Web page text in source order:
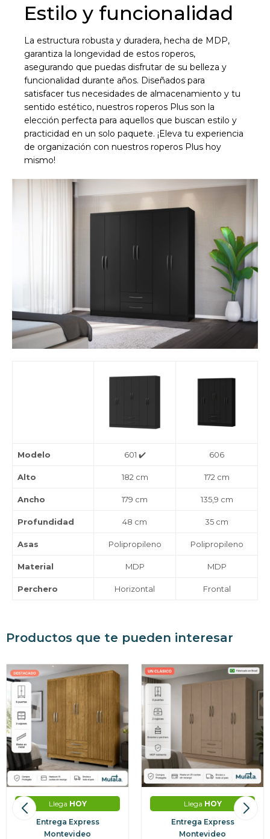
Estilo y funcionalidad
La estructura robusta y duradera, hecha de MDP,
garantiza la longevidad de estos roperos,
asegurando que puedas disfrutar de su belleza y
funcionalidad durante años. Diseñados para
satisfacer tus necesidades de almacenamiento y tu
sentido estético, nuestros roperos Plus son la
elección perfecta para aquellos que buscan estilo y
practicidad en un solo paquete. ¡Eleva tu experiencia
de organización con nuestros roperos Plus hoy
mismo!
Modelo 601 ✔️ 606
Alto 182 cm 172 cm
Ancho 179 cm 135,9 cm
Profundidad 48 cm 35 cm
Asas Polipropileno Polipropileno
Material MDP MDP
Perchero Horizontal Frontal
Productos que te pueden interesar
Llega HOY
Entrega Express
Montevideo
Llega HOY
Entrega Express
Montevideo